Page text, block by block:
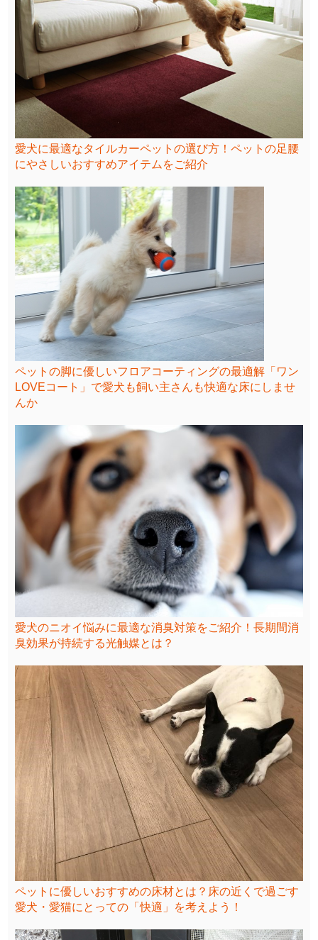
愛犬に最適なタイルカーペットの選び方！ペットの足腰
にやさしいおすすめアイテムをご紹介
ペットの脚に優しいフロアコーティングの最適解「ワン
LOVEコート」で愛犬も飼い主さんも快適な床にしませ
んか
愛犬のニオイ悩みに最適な消臭対策をご紹介！長期間消
臭効果が持続する光触媒とは？
ペットに優しいおすすめの床材とは？床の近くで過ごす
愛犬・愛猫にとっての「快適」を考えよう！